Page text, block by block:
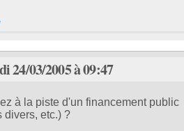
24/03/2005 à 09:47
à la piste d'un financement public
divers, etc.) ?